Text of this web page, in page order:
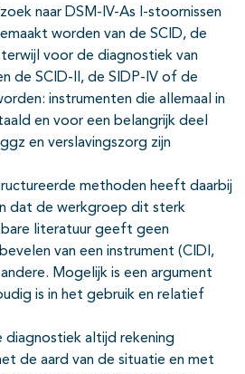
naar DSM-IV-As I-stoornissen
worden van de SCID, de
voor de diagnostiek van
de SCID-II, de SIDP-IV of de
instrumenten die allemaal in
en voor een belangrijk deel
en verslavingszorg zijn
methoden heeft daarbij
dat de werkgroep dit sterk
litera­tuur geeft geen
van een instrument (CIDI,
Mogelijk is een argument
is in het gebruik en relatief
diagnostiek altijd rekening
de aard van de situatie en met